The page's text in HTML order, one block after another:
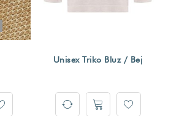
Unisex Triko Bluz / Bej